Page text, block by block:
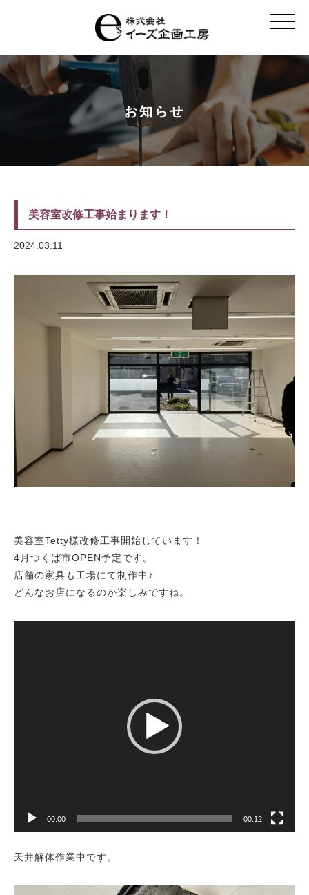
t
o
a
i
g
a
i
o
お知らせ
美容室改修工事始まります！
2024.03.11
美容室Tetty様改修工事開始しています！
4月つくば市OPEN予定です。
店舗の家具も工場にて制作中♪
どんなお店になるのか楽しみですね。
00:00 00:12
天井解体作業中です。